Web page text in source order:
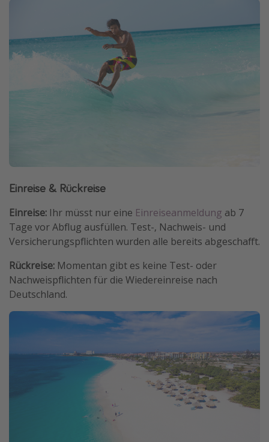
Einreise & Rückreise
Einreise: Ihr müsst nur eine Einreiseanmeldung ab 7
Tage vor Abflug ausfüllen. Test-, Nachweis- und
Versicherungspflichten wurden alle bereits abgeschafft.
Rückreise: Momentan gibt es keine Test- oder
Nachweispflichten für die Wiedereinreise nach
Deutschland.